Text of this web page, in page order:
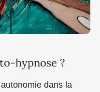
hypnose ?
dans la